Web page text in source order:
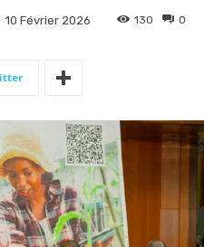
10 Février 2026 0
130